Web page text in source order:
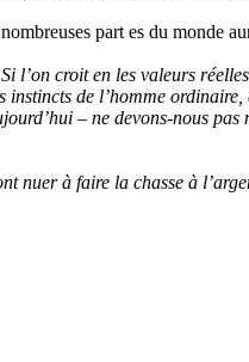
part es du monde
l’on croit en les valeurs
instincts de l’homme ordinaire,
– ne devons-nous pas
tnuer à faire la chasse à